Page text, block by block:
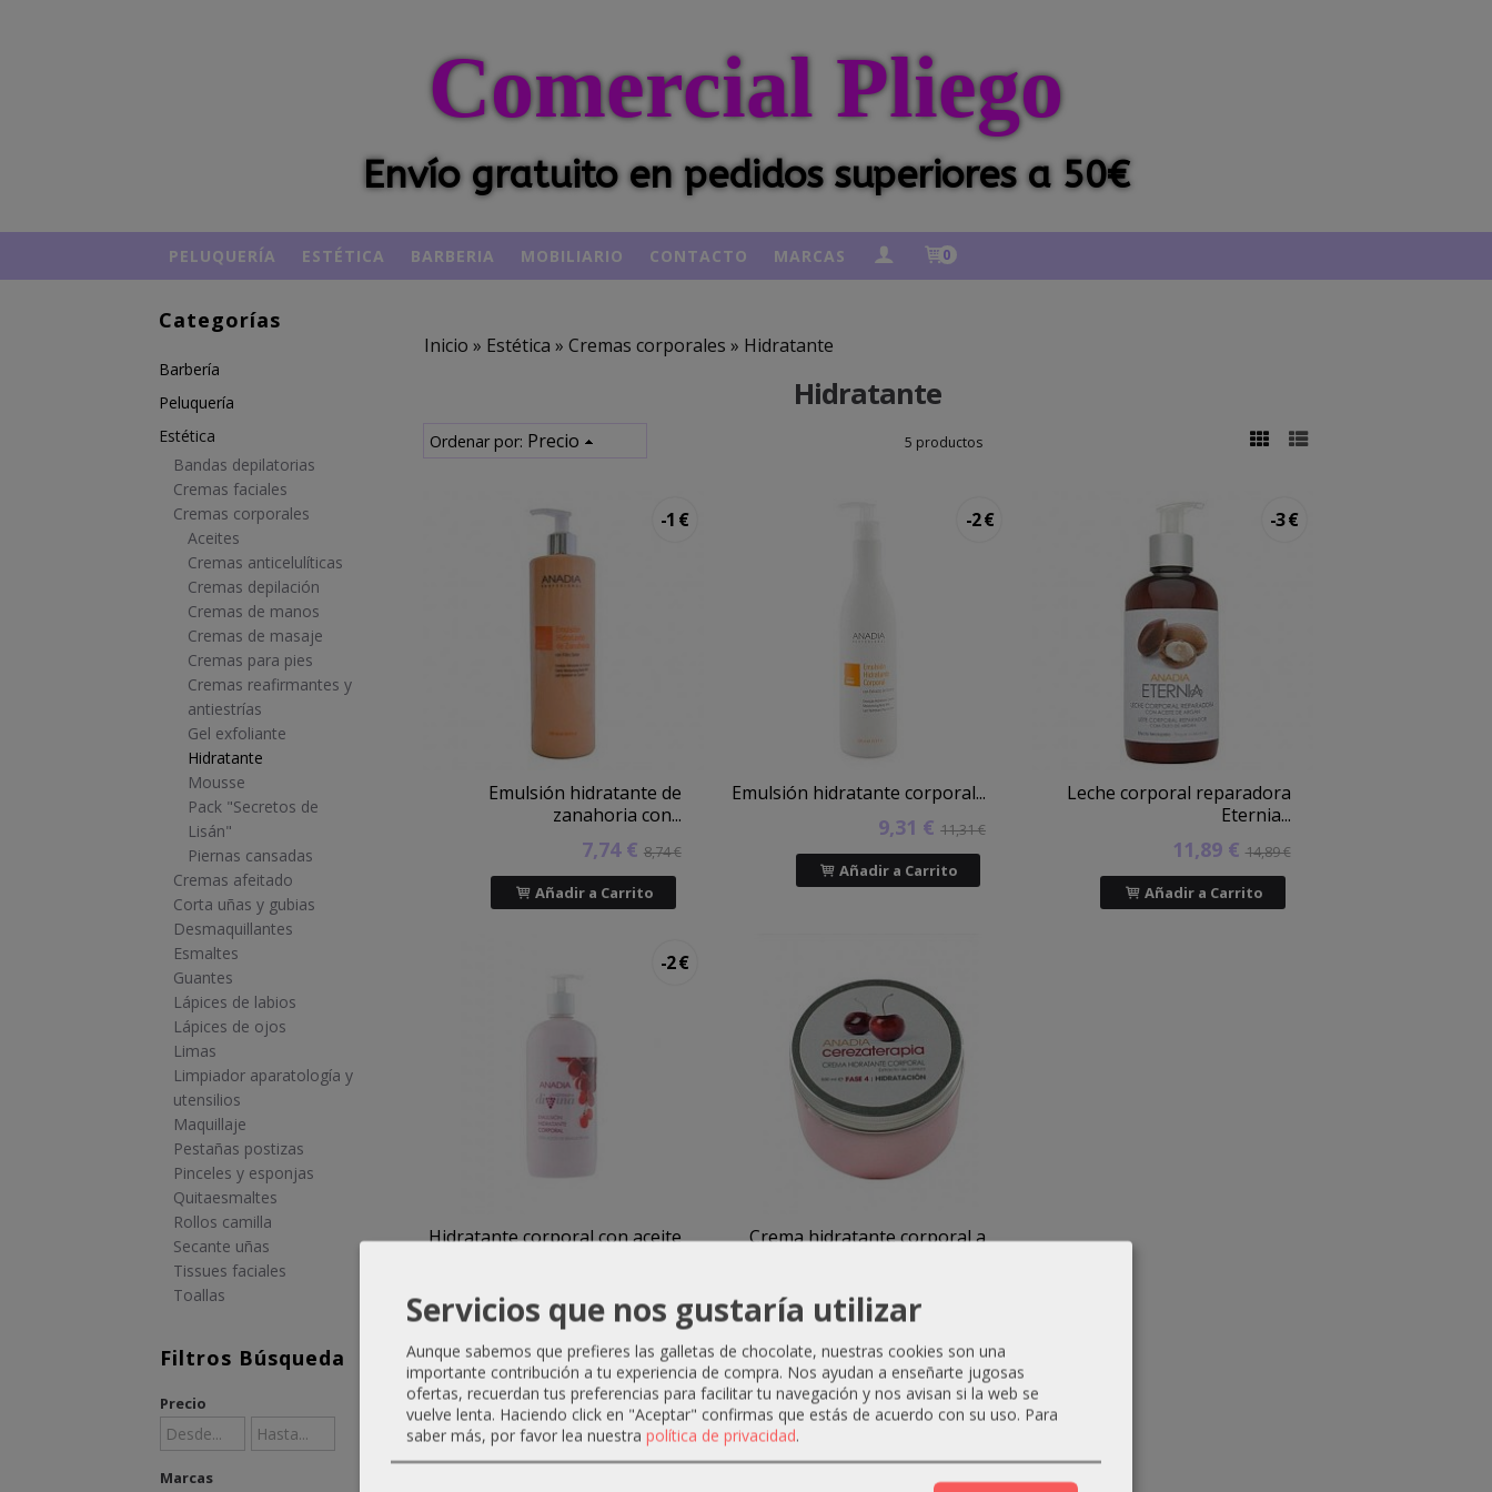
Comercial Pliego
Envío gratuito en pedidos superiores a 50€
PELUQUERÍA ESTÉTICA BARBERIA MOBILIARIO CONTACTO MARCAS 0
Categorías
Barbería
Peluquería
Estética
Bandas depilatorias
Cremas faciales
Cremas corporales
Aceites
Cremas anticelulíticas
Cremas depilación
Cremas de manos
Cremas de masaje
Cremas para pies
Cremas reafirmantes y
antiestrías
Gel exfoliante
Hidratante
Mousse
Pack "Secretos de
Lisán"
Piernas cansadas
Cremas afeitado
Corta uñas y gubias
Desmaquillantes
Esmaltes
Guantes
Lápices de labios
Lápices de ojos
Limas
Limpiador aparatología y
utensilios
Maquillaje
Pestañas postizas
Pinceles y esponjas
Quitaesmaltes
Rollos camilla
Secante uñas
Tissues faciales
Toallas
Filtros Búsqueda
Precio
Marcas
Inicio » Estética » Cremas corporales » Hidratante
Hidratante
Ordenar por: Precio 5 productos
-1 €
Emulsión hidratante de
zanahoria con...
7,74 € 8,74 €
Añadir a Carrito
-2 €
Emulsión hidratante corporal...
9,31 €11,31 €
Añadir a Carrito
-3 €
Leche corporal reparadora
Eternia...
11,89 € 14,89 €
Añadir a Carrito
-2 €
Hidratante corporal con aceite
Añadir a Carrito
Crema hidratante corporal a
Servicios que nos gustaría utilizar
Aunque sabemos que prefieres las galletas de chocolate, nuestras cookies son una
importante contribución a tu experiencia de compra. Nos ayudan a enseñarte jugosas
ofertas, recuerdan tus preferencias para facilitar tu navegación y nos avisan si la web se
vuelve lenta. Haciendo click en "Aceptar" confirmas que estás de acuerdo con su uso. Para
saber más, por favor lea nuestra política de privacidad.